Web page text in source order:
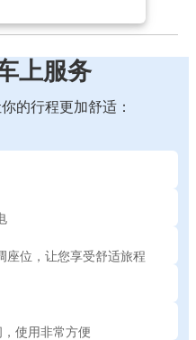
上服务
的行程更加舒适：
座位，让您享受舒适旅程
使用非常方便